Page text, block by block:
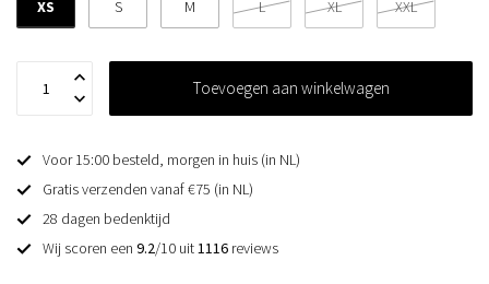
XS S M L XL XXL
Toevoegen aan winkelwagen
Voor 15:00 besteld, morgen in huis (in NL)
Gratis verzenden vanaf €75 (in NL)
28 dagen bedenktijd
Wij scoren een 9.2/10 uit1116 reviews